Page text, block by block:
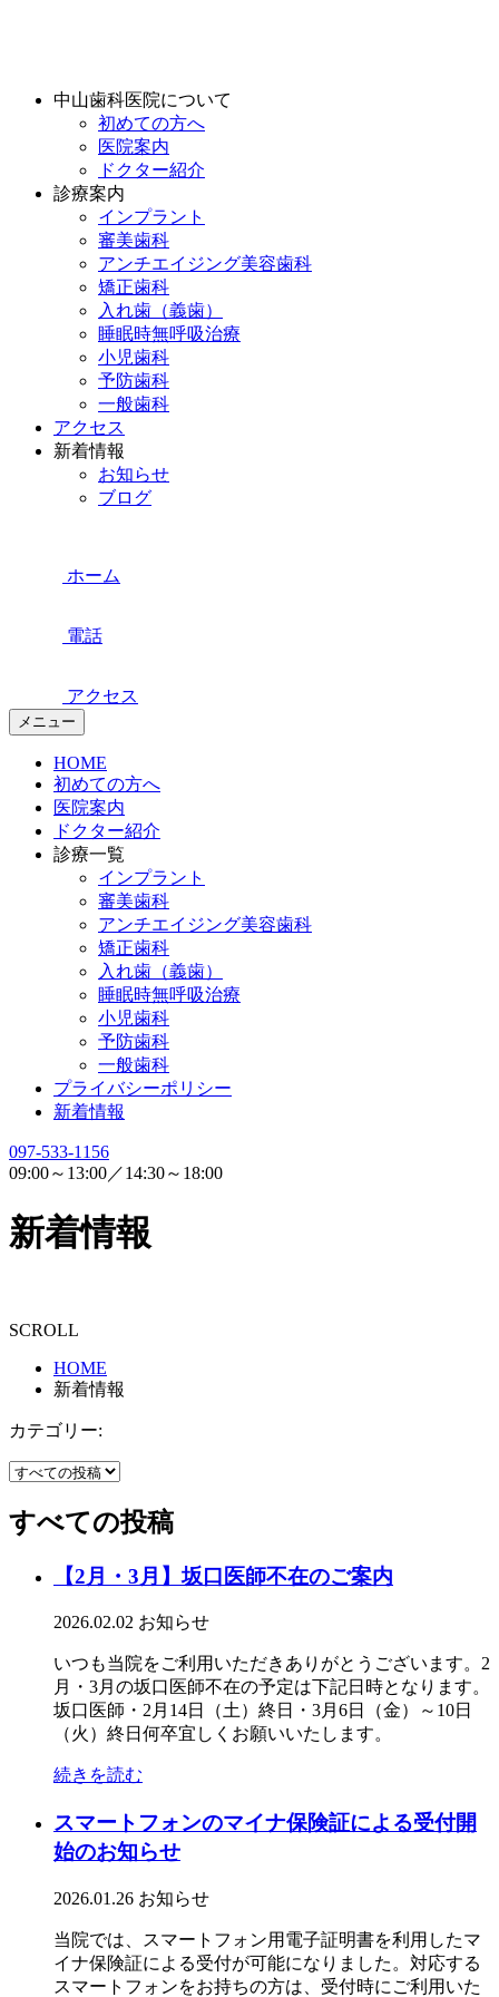
中山歯科医院について
初めての方へ
医院案内
ドクター紹介
診療案内
インプラント
審美歯科
アンチエイジング美容歯科
矯正歯科
入れ歯（義歯）
睡眠時無呼吸治療
小児歯科
予防歯科
一般歯科
アクセス
新着情報
お知らせ
ブログ
ホーム
電話
アクセス
メニュー
HOME
初めての方へ
医院案内
ドクター紹介
診療一覧
インプラント
審美歯科
アンチエイジング美容歯科
矯正歯科
入れ歯（義歯）
睡眠時無呼吸治療
小児歯科
予防歯科
一般歯科
プライバシーポリシー
新着情報
097-533-1156
09:00～13:00／14:30～18:00
新着情報
SCROLL
HOME
新着情報
カテゴリー:
すべての投稿
【2月・3月】坂口医師不在のご案内
2026.02.02 お知らせ
いつも当院をご利用いただきありがとうございます。2
月・3月の坂口医師不在の予定は下記日時となります。
坂口医師・2月14日（土）終日・3月6日（金）～10日
（火）終日何卒宜しくお願いいたします。
続きを読む
スマートフォンのマイナ保険証による受付開
始のお知らせ
2026.01.26 お知らせ
当院では、スマートフォン用電子証明書を利用したマ
イナ保険証による受付が可能になりました。対応する
スマートフォンをお持ちの方は、受付時にご利用いた